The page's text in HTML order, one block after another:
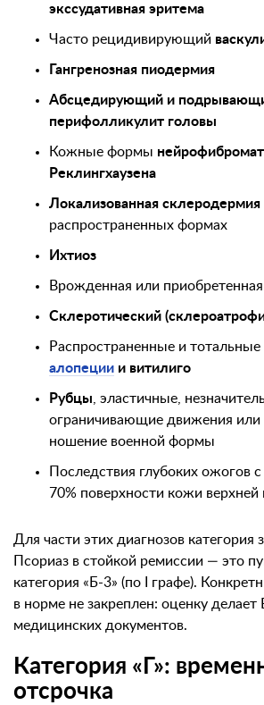
экссудативная эритема
Часто рецидивирующий
Гангренозная пиодермия
Абсцедирующий и
перифолликулит головы
Кожные формы
Реклингхаузена
Локализованная склеродермия
распространенных формах
Ихтиоз
Врожденная или приобретенная
Склеротический
Распространенные и
алопеции и витилиго
Рубцы, эластичные,
ограничивающие движения
ношение военной формы
Последствия глубоких ожогов
70% поверхности кожи верхней
Для части этих диагнозов категория
Псориаз в стойкой ремиссии — это
категория «Б-3» (по I графе).
в норме не закреплен: оценку
медицинских документов.
Категория «Г»:
отсрочка